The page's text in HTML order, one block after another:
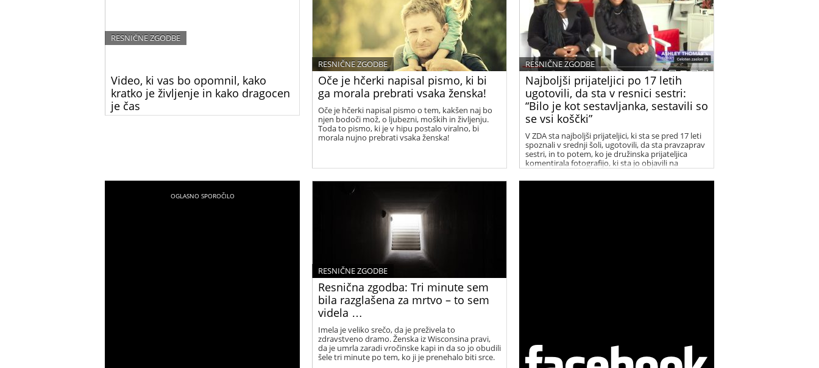
Video, ki vas bo opomnil, kako
kratko je življenje in kako dragocen
je čas
RESNIČNE ZGODBE
Oče je hčerki napisal pismo, ki bi
ga morala prebrati vsaka ženska!
RESNIČNE ZGODBE
Oče je hčerki napisal pismo o tem, kakšen naj bo
njen bodoči mož, o ljubezni, moških in življenju.
Toda to pismo, ki je v hipu postalo viralno, bi
morala nujno prebrati vsaka ženska!
Najboljši prijateljici po 17 letih
ugotovili, da sta v resnici sestri:
“Bilo je kot sestavljanka, sestavili so
se vsi koščki”
RESNIČNE ZGODBE
V ZDA sta najboljši prijateljici, ki sta se pred 17 leti
spoznali v srednji šoli, ugotovili, da sta pravzaprav
sestri, in to potem, ko je družinska prijateljica
komentirala fotografijo, ki sta jo objavili na
Facebooku.
Resnična zgodba: Tri minute sem
bila razglašena za mrtvo – to sem
videla …
RESNIČNE ZGODBE
Imela je veliko srečo, da je preživela to
zdravstveno dramo. Ženska iz Wisconsina pravi,
da je umrla zaradi vročinske kapi in da so jo obudili
šele tri minute po tem, ko ji je prenehalo biti srce.